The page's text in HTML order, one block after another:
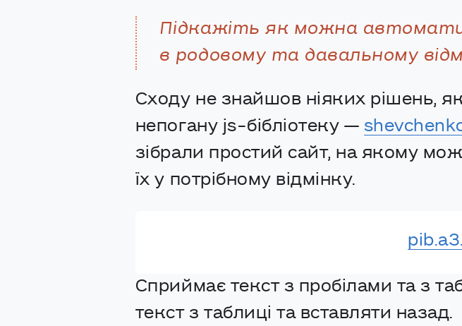
Підкажіть як можна
в родовому та давальному
Сходу не знайшов ніяких рішень,
непогану js-бібліотеку —
зібрали простий сайт, на якому
їх у потрібному відмінку.
Сприймає текст з пробілами та з
текст з таблиці та вставляти назад.